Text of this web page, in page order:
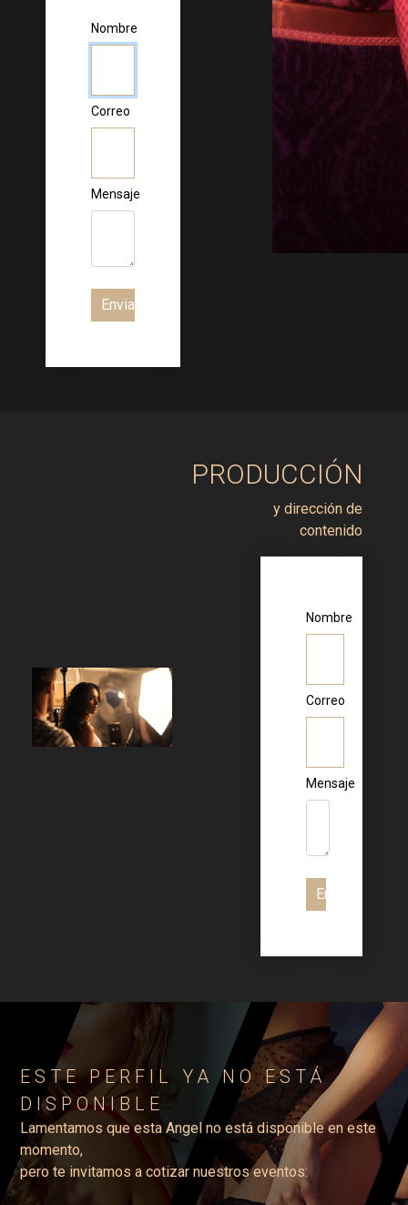
Nombre
Correo
Mensaje
Enviar
PRODUCCIÓN
y dirección de
contenido
Nombre
Correo
Mensaje
Enviar
ESTE PERFIL YA NO ESTÁ
DISPONIBLE
Lamentamos que esta Angel no está disponible en este
momento,
pero te invitamos a cotizar nuestros eventos: